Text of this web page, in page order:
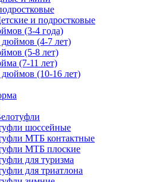
и подростковые
(3-4 года)
дюймов (4-7 лет)
(5-8 лет)
(7-11 лет)
дюймов (10-16 лет)
шоссейные
МТБ контактные
МТБ плоские
для туризма
для триатлона